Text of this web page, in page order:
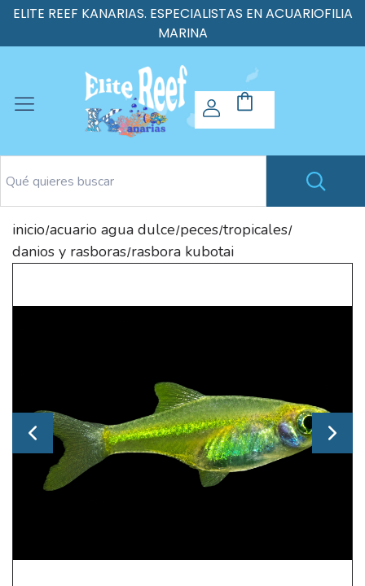
ELITE REEF KANARIAS. ESPECIALISTAS EN ACUARIOFILIA
MARINA
inicio/acuario agua dulce/peces/tropicales/
danios y rasboras/rasbora kubotai